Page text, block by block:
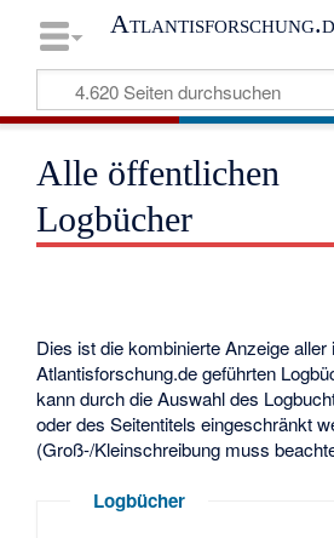
Alle öffentlichen
Logbücher
Dies ist die kombinierte Anzeige aller
Atlantisforschung.de geführten
kann durch die Auswahl des
oder des Seitentitels eingeschränkt
(Groß-/Kleinschreibung muss
Logbücher